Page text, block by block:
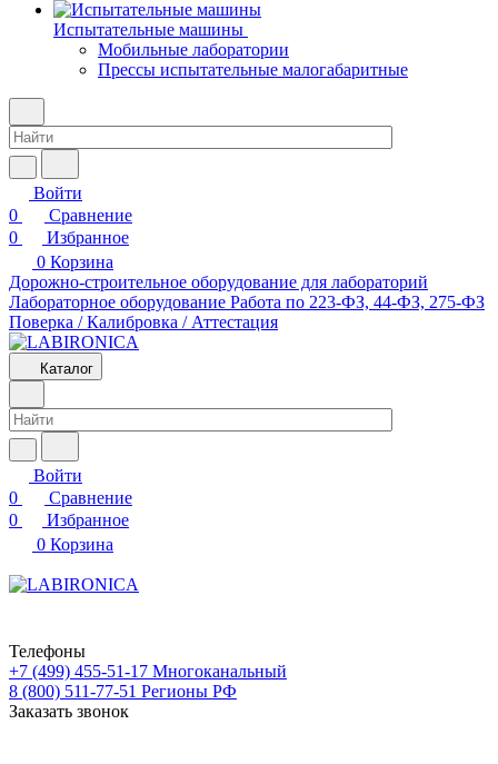
Испытательные машины
Мобильные лаборатории
Прессы испытательные малогабаритные
Войти
0
Сравнение
0
Избранное
0 Корзина
Дорожно-строительное оборудование для лабораторий
Лабораторное оборудование Работа по 223-ФЗ, 44-ФЗ, 275-ФЗ
Поверка / Калибровка / Аттестация
Каталог
Войти
0
Сравнение
0
Избранное
0 Корзина
Телефоны
+7 (499) 455-51-17 Многоканальный
8 (800) 511-77-51 Регионы РФ
Заказать звонок